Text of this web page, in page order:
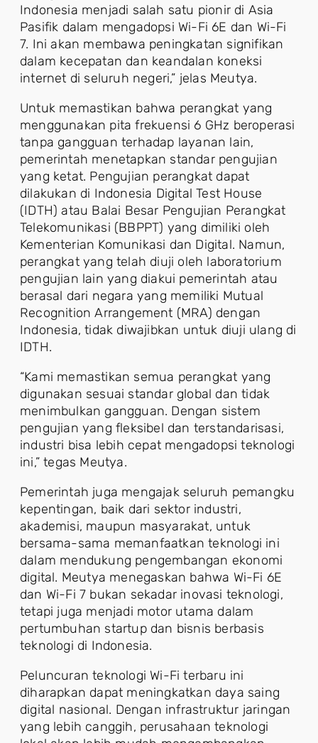
Indonesia menjadi salah satu pionir di Asia
Pasifik dalam mengadopsi Wi-Fi 6E dan Wi-Fi
7. Ini akan membawa peningkatan signifikan
dalam kecepatan dan keandalan koneksi
internet di seluruh negeri,” jelas Meutya.
Untuk memastikan bahwa perangkat yang
menggunakan pita frekuensi 6 GHz beroperasi
tanpa gangguan terhadap layanan lain,
pemerintah menetapkan standar pengujian
yang ketat. Pengujian perangkat dapat
dilakukan di Indonesia Digital Test House
(IDTH) atau Balai Besar Pengujian Perangkat
Telekomunikasi (BBPPT) yang dimiliki oleh
Kementerian Komunikasi dan Digital. Namun,
perangkat yang telah diuji oleh laboratorium
pengujian lain yang diakui pemerintah atau
berasal dari negara yang memiliki Mutual
Recognition Arrangement (MRA) dengan
Indonesia, tidak diwajibkan untuk diuji ulang di
IDTH.
“Kami memastikan semua perangkat yang
digunakan sesuai standar global dan tidak
menimbulkan gangguan. Dengan sistem
pengujian yang fleksibel dan terstandarisasi,
industri bisa lebih cepat mengadopsi teknologi
ini,” tegas Meutya.
Pemerintah juga mengajak seluruh pemangku
kepentingan, baik dari sektor industri,
akademisi, maupun masyarakat, untuk
bersama-sama memanfaatkan teknologi ini
dalam mendukung pengembangan ekonomi
digital. Meutya menegaskan bahwa Wi-Fi 6E
dan Wi-Fi 7 bukan sekadar inovasi teknologi,
tetapi juga menjadi motor utama dalam
pertumbuhan startup dan bisnis berbasis
teknologi di Indonesia.
Peluncuran teknologi Wi-Fi terbaru ini
diharapkan dapat meningkatkan daya saing
digital nasional. Dengan infrastruktur jaringan
yang lebih canggih, perusahaan teknologi